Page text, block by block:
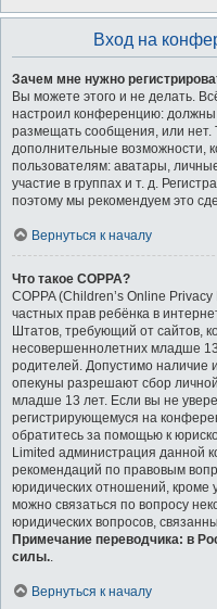
Вход на
Зачем мне нужно
Вы можете этого и не делать.
настроил конференцию: должны
размещать сообщения, или нет.
дополнительные возможности,
пользователям: аватары,
участие в группах и т. д.
поэтому мы рекомендуем это
Вернуться к началу
Что такое COPPA?
COPPA (Children’s Online
частных прав ребёнка в
Штатов, требующий от сайтов,
несовершеннолетних младше
родителей. Допустимо наличие
опекуны разрешают сбор
младше 13 лет. Если вы не
регистрирующемуся на
обратитесь за помощью к
Limited администрация данной
рекомендаций по правовым
юридических отношений, кроме
можно связаться по вопросу
юридических вопросов,
Примечание переводчика: в
силы..
Вернуться к началу